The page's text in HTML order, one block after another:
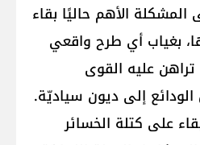
الأهم حاليًا بقاء
بغياب أي طرح واقعي
تراهن عليه القوى
إلى ديون سياديّة.
على كتلة الخسائر